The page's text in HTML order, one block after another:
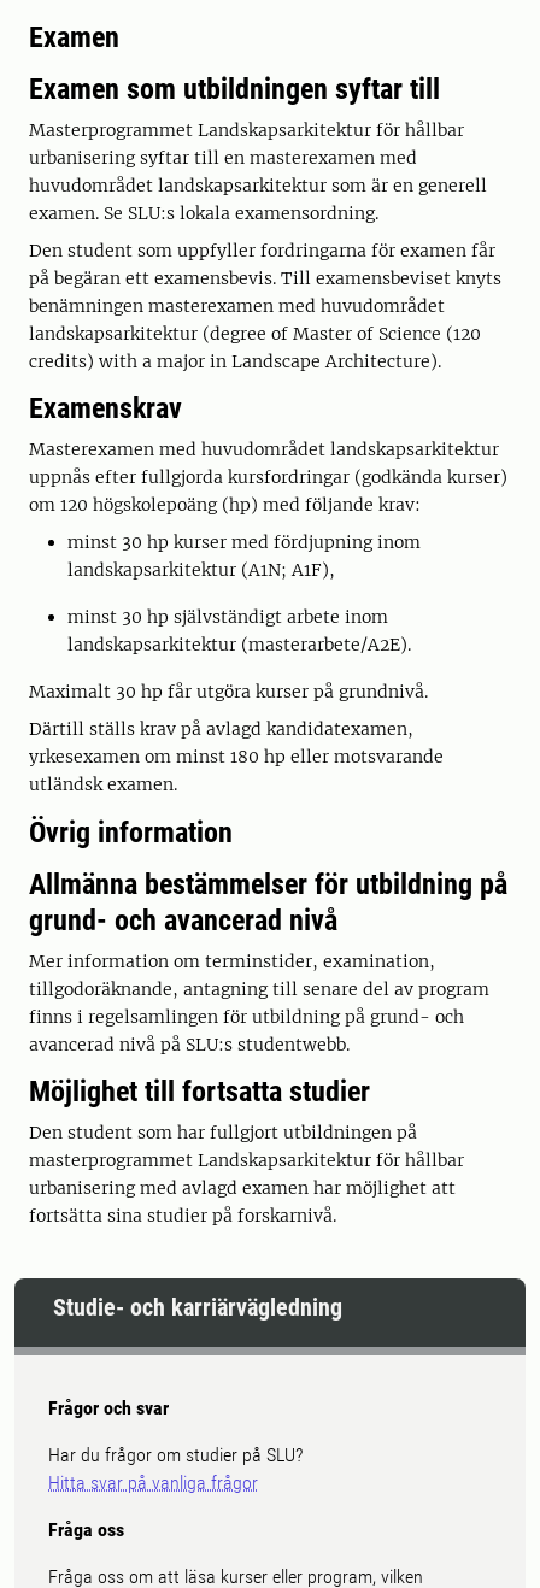
Examen
Examen som utbildningen syftar till
Masterprogrammet Landskapsarkitektur för hållbar
urbanisering syftar till en masterexamen med
huvudområdet landskapsarkitektur som är en generell
examen. Se SLU:s lokala examensordning.
Den student som uppfyller fordringarna för examen får
på begäran ett examensbevis. Till examensbeviset knyts
benämningen masterexamen med huvudområdet
landskapsarkitektur (degree of Master of Science (120
credits) with a major in Landscape Architecture).
Examenskrav
Masterexamen med huvudområdet landskapsarkitektur
uppnås efter fullgjorda kursfordringar (godkända kurser)
om 120 högskolepoäng (hp) med följande krav:
minst 30 hp kurser med fördjupning inom
landskapsarkitektur (A1N; A1F),
minst 30 hp självständigt arbete inom
landskapsarkitektur (masterarbete/A2E).
Maximalt 30 hp får utgöra kurser på grundnivå.
Därtill ställs krav på avlagd kandidatexamen,
yrkesexamen om minst 180 hp eller motsvarande
utländsk examen.
Övrig information
Allmänna bestämmelser för utbildning på
grund- och avancerad nivå
Mer information om terminstider, examination,
tillgodoräknande, antagning till senare del av program
finns i regelsamlingen för utbildning på grund- och
avancerad nivå på SLU:s studentwebb.
Möjlighet till fortsatta studier
Den student som har fullgjort utbildningen på
masterprogrammet Landskapsarkitektur för hållbar
urbanisering med avlagd examen har möjlighet att
fortsätta sina studier på forskarnivå.
Studie- och karriärvägledning
Frågor och svar
Har du frågor om studier på SLU?
Hitta svar på vanliga frågor
Fråga oss
Fråga oss om att läsa kurser eller program, vilken